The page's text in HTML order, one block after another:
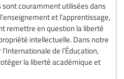
couramment utilisées dans
et l’apprentissage,
remettre en question la liberté
intellectuelle. Dans notre
de l’Éducation,
la liberté académique et